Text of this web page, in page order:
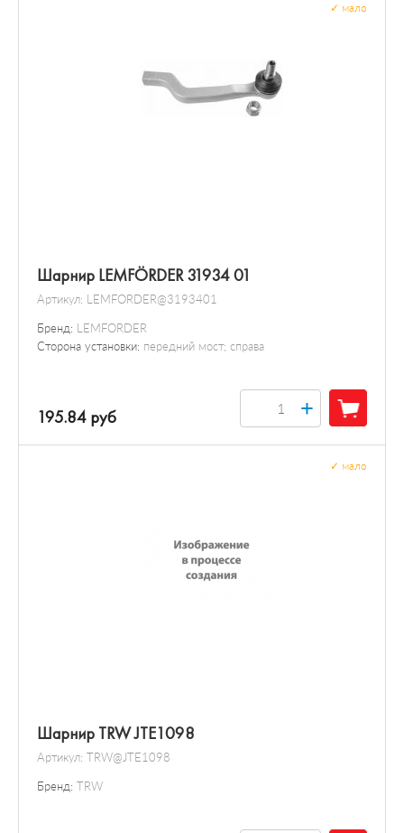
Шарнир LEMFÖRDER 31934 01
Артикул: LEMFORDER@3193401
Бренд: LEMFORDER
Сторона установки: передний мост; справа
мало
195.84 руб +
Шарнир TRW JTE1098
Артикул: TRW@JTE1098
Бренд: TRW
мало